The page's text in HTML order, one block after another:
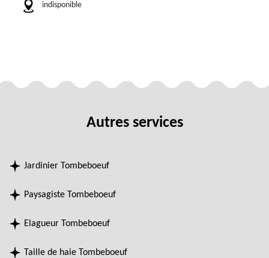
indisponible
Autres services
Jardinier Tombeboeuf
Paysagiste Tombeboeuf
Elagueur Tombeboeuf
Taille de haie Tombeboeuf